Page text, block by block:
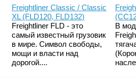
Freightliner Classic / Classic
XL (FLD120, FLD132)
Freightliner FLD - это
самый известный грузовик
в мире. Символ свободы,
мощи и власти над
дорогой....
В